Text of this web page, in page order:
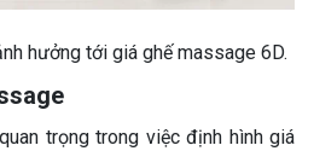
hưởng tới giá ghế massage 6D.
trọng trong việc định hình giá